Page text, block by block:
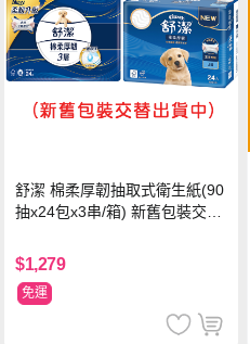
舒潔 棉柔厚韌抽取式衛生紙(90
抽x24包x3串/箱) 新舊包裝交替
$1,279
免運